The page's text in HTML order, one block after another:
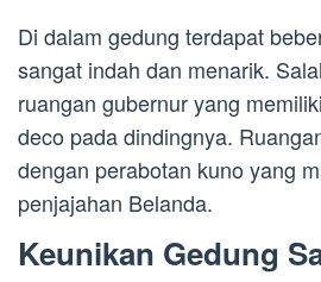
Di dalam gedung terdapat
sangat indah dan menarik.
ruangan gubernur yang
deco pada dindingnya.
dengan perabotan kuno yang
penjajahan Belanda.
Keunikan Gedung